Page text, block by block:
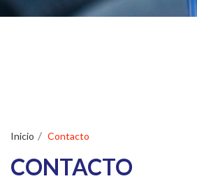
Inicio Contacto
CONTACTO